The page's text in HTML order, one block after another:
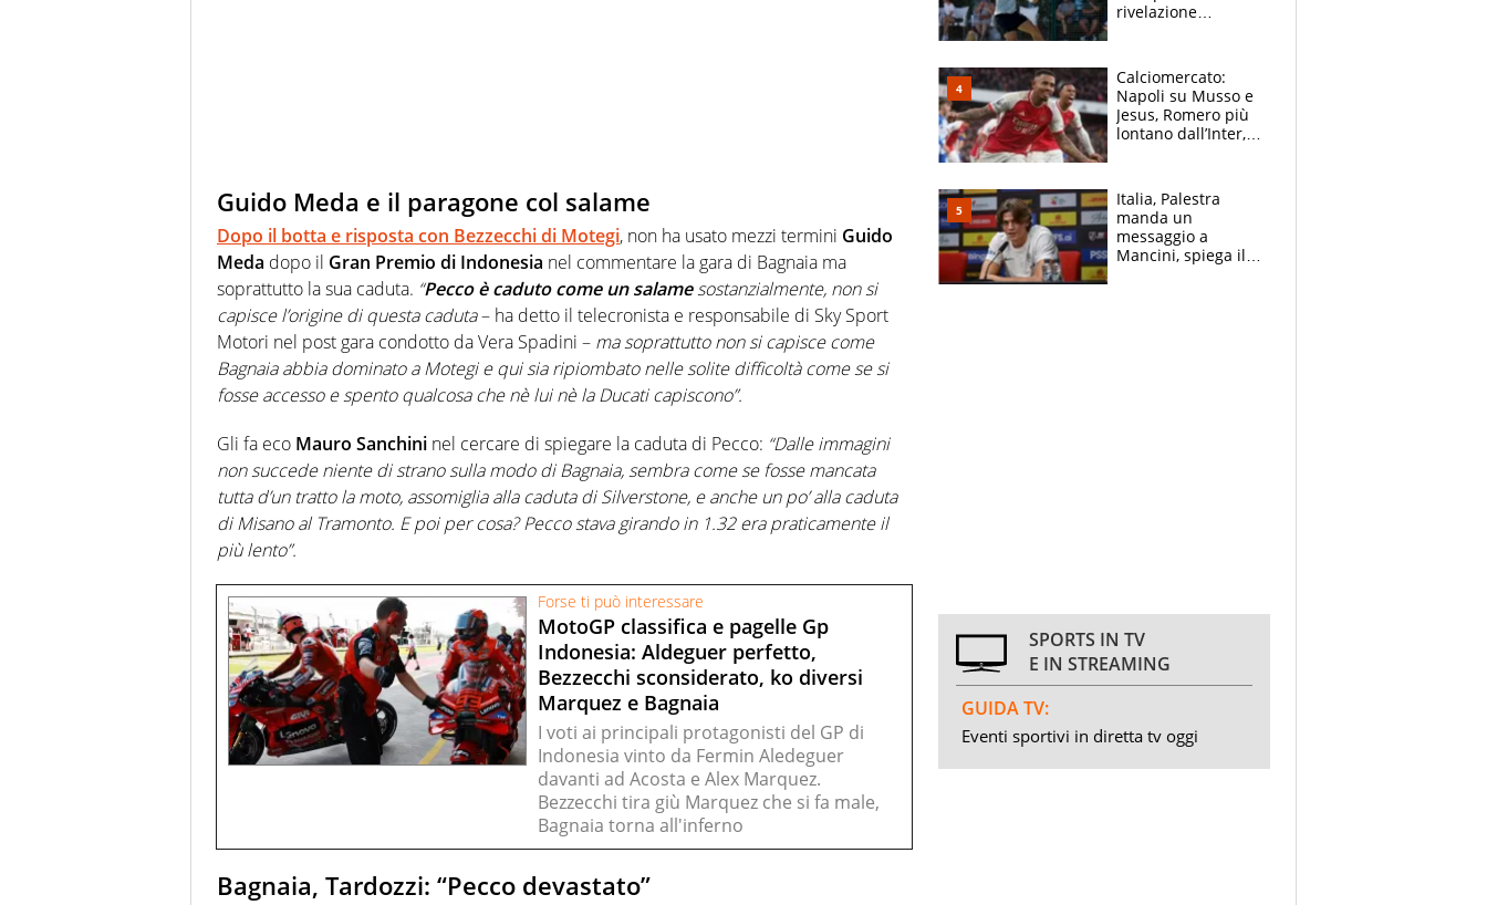
Guido Meda e il paragone col salame
Dopo il botta e risposta con Bezzecchi di Motegi, non ha usato mezzi termini Guido
Meda dopo il Gran Premio di Indonesia nel commentare la gara di Bagnaia ma
soprattutto la sua caduta. “Pecco è caduto come un salamesostanzialmente, non si
capisce l’origine di questa caduta– ha detto il telecronista e responsabile di Sky Sport
Motori nel post gara condotto da Vera Spadini – ma soprattutto non si capisce come
Bagnaia abbia dominato a Motegi e qui sia ripiombato nelle solite difficoltà come se si
fosse accesso e spento qualcosa che nè lui nè la Ducati capiscono”.
Gli fa eco Mauro Sanchini nel cercare di spiegare la caduta di Pecco: “Dalle immagini
non succede niente di strano sulla modo di Bagnaia, sembra come se fosse mancata
tutta d’un tratto la moto, assomiglia alla caduta di Silverstone, e anche un po’ alla caduta
di Misano al Tramonto. E poi per cosa? Pecco stava girando in 1.32 era praticamente il
più lento”.
Forse ti può interessare
MotoGP classifica e pagelle Gp
Indonesia: Aldeguer perfetto,
Bezzecchi sconsiderato, ko diversi
Marquez e Bagnaia
I voti ai principali protagonisti del GP di
Indonesia vinto da Fermin Aledeguer
davanti ad Acosta e Alex Marquez.
Bezzecchi tira giù Marquez che si fa male,
Bagnaia torna all'inferno
Bagnaia, Tardozzi: “Pecco devastato”
rivelazione
B. Rune verso la
rinuncia
Calciomercato:
Napoli su Musso e
Jesus, Romero più
lontano dall’Inter,
tabellone
Italia, Palestra
manda un
messaggio a
Mancini, spiega il
SPORTS IN TV
E IN STREAMING
GUIDA TV:
Eventi sportivi in diretta tv oggi